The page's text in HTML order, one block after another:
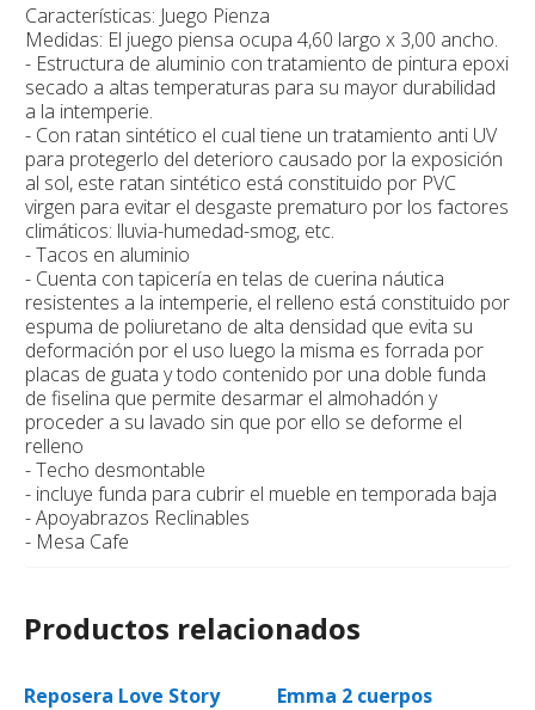
Características: Juego Pienza
Medidas: El juego piensa ocupa 4,60 largo x 3,00 ancho.
- Estructura de aluminio con tratamiento de pintura epoxi
secado a altas temperaturas para su mayor durabilidad
a la intemperie.
- Con ratan sintético el cual tiene un tratamiento anti UV
para protegerlo del deterioro causado por la exposición
al sol, este ratan sintético está constituido por PVC
virgen para evitar el desgaste prematuro por los factores
climáticos: lluvia-humedad-smog, etc.
- Tacos en aluminio
- Cuenta con tapicería en telas de cuerina náutica
resistentes a la intemperie, el relleno está constituido por
espuma de poliuretano de alta densidad que evita su
deformación por el uso luego la misma es forrada por
placas de guata y todo contenido por una doble funda
de fiselina que permite desarmar el almohadón y
proceder a su lavado sin que por ello se deforme el
relleno
- Techo desmontable
- incluye funda para cubrir el mueble en temporada baja
- Apoyabrazos Reclinables
- Mesa Cafe
Productos relacionados
Reposera Love Story Emma 2 cuerpos